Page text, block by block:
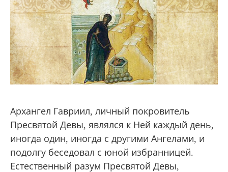
Архангел Гавриил, личный покровитель
Пресвятой Девы, являлся к Ней каждый день,
иногда один, иногда с другими Ангелами, и
подолгу беседовал с юной избранницей.
Естественный разум Пресвятой Девы,